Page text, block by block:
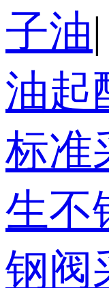
子油|
油起
标准
生不
钢阀